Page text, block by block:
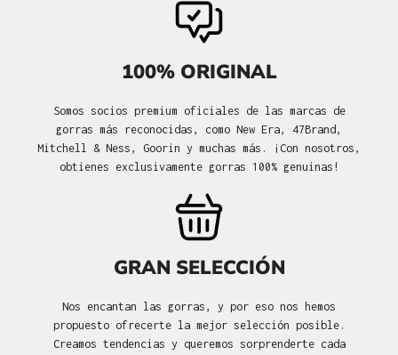
100% ORIGINAL
Somos socios premium oficiales de las marcas de
gorras más reconocidas, como New Era, 47Brand,
Mitchell & Ness, Goorin y muchas más. ¡Con nosotros,
obtienes exclusivamente gorras 100% genuinas!
GRAN SELECCIÓN
Nos encantan las gorras, y por eso nos hemos
propuesto ofrecerte la mejor selección posible.
Creamos tendencias y queremos sorprenderte cada